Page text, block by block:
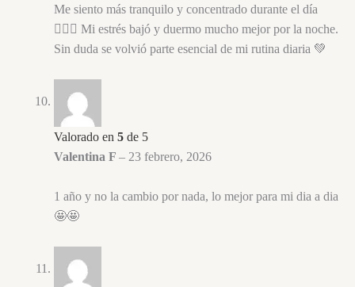
Me siento más tranquilo y concentrado durante el día
🧘‍♂️✨ Mi estrés bajó y duermo mucho mejor por la noche.
Sin duda se volvió parte esencial de mi rutina diaria 💚
Valorado en 5 de 5
Valentina F – 23 febrero, 2026
1 año y no la cambio por nada, lo mejor para mi dia a dia
🤩🤩